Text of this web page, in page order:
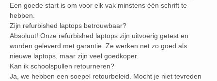
Een goede start is om voor elk vak minstens één schrift te
hebben.
Zijn refurbished laptops betrouwbaar?
Absoluut! Onze refurbished laptops zijn uitvoerig getest en
worden geleverd met garantie. Ze werken net zo goed als
nieuwe laptops, maar zijn veel goedkoper.
Kan ik schoolspullen retourneren?
Ja, we hebben een soepel retourbeleid. Mocht je niet tevreden